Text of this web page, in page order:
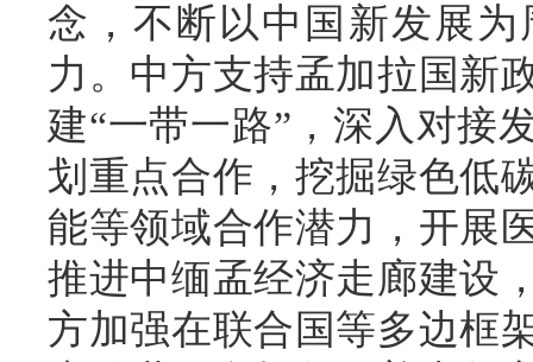
念，不断以中国新发展
力。中方支持孟加拉国新
建“一带一路”，深入对接
划重点合作，挖掘绿色低
能等领域合作潜力，开展
推进中缅孟经济走廊建设
方加强在联合国等多边框